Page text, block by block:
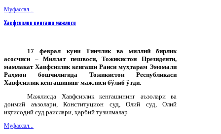
Муфассал...
Хавфсизлик кенгаши мажлиси
17 феврал куни Тинчлик ва миллий бирлик
асосчиси – Миллат пешвоси, Тожикистон Президенти,
мамлакат Хавфсизлик кенгаши Раиси муҳтарам Эмомали
Раҳмон бошчилигида Тожикистон Республикаси
Хавфсизлик кенгашининг мажлиси бўлиб ўтди.
Мажлисда Хавфсизлик кенгашининг аъзолари ва
доимий аъзолари, Конституцион суд, Олий суд, Олий
иқтисодий суд раислари, ҳарбий тузилмалар
Муфассал...